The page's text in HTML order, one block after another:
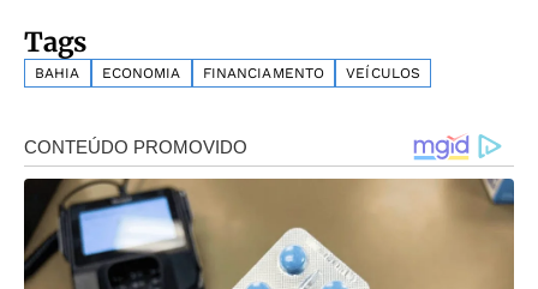
Tags
BAHIA ECONOMIA FINANCIAMENTO VEÍCULOS